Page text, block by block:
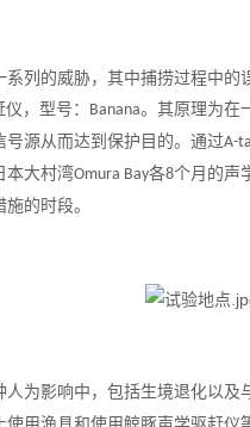
列的威胁，其中捕捞过程中
，型号： Banana。其原理为在
源从而达到保护目的。通过A-
本大村湾Omura Bay各8个月的声
的时段。
为影响中，包括生境退化以及